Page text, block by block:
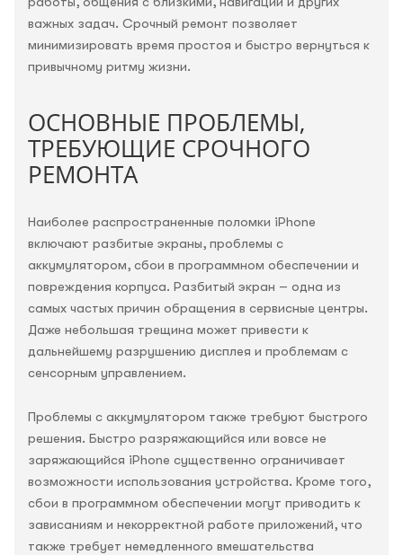
важных задач. Срочный ремонт позволяет
минимизировать время простоя и быстро вернуться к
привычному ритму жизни.
ОСНОВНЫЕ ПРОБЛЕМЫ,
ТРЕБУЮЩИЕ СРОЧНОГО
РЕМОНТА
Наиболее распространенные поломки iPhone
включают разбитые экраны, проблемы с
аккумулятором, сбои в программном обеспечении и
повреждения корпуса. Разбитый экран – одна из
самых частых причин обращения в сервисные центры.
Даже небольшая трещина может привести к
дальнейшему разрушению дисплея и проблемам с
сенсорным управлением.
Проблемы с аккумулятором также требуют быстрого
решения. Быстро разряжающийся или вовсе не
заряжающийся iPhone существенно ограничивает
возможности использования устройства. Кроме того,
сбои в программном обеспечении могут приводить к
зависаниям и некорректной работе приложений, что
также требует немедленного вмешательства